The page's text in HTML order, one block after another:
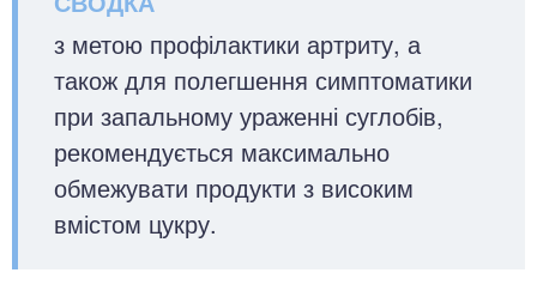
з метою профілактики артриту, а
також для полегшення симптоматики
при запальному ураженні суглобів,
рекомендується максимально
обмежувати продукти з високим
вмістом цукру.